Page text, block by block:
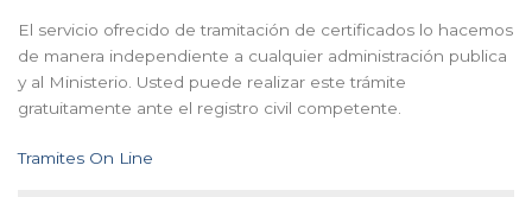
El servicio ofrecido de tramitación de certificados lo hacemos
de manera independiente a cualquier administración publica
y al Ministerio. Usted puede realizar este trámite
gratuitamente ante el registro civil competente.
Tramites On Line